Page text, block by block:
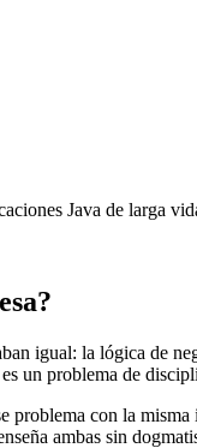
Java de larga
igual: la lógica de
un problema de
problema con la
ambas sin